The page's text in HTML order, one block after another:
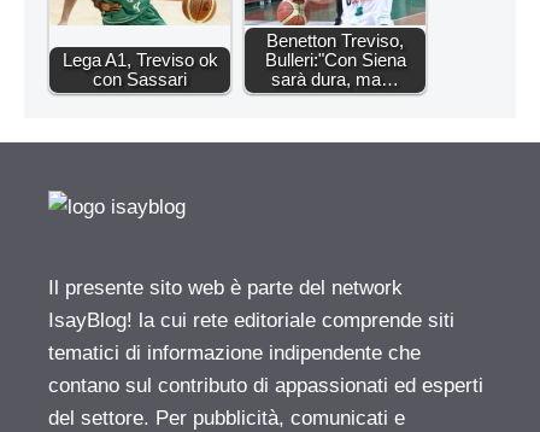
Lega A1, Treviso ok
con Sassari
Benetton Treviso,
Bulleri:"Con Siena
sarà dura, ma…
Il presente sito web è parte del network
IsayBlog! la cui rete editoriale comprende siti
tematici di informazione indipendente che
contano sul contributo di appassionati ed esperti
del settore. Per pubblicità, comunicati e